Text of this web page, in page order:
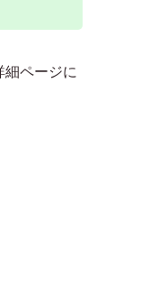
細ページに